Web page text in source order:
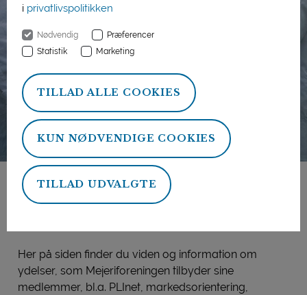
i privatlivspolitikken
Nødvendig
Præferencer
Statistik
Marketing
TILLAD ALLE COOKIES
KUN NØDVENDIGE COOKIES
TILLAD UDVALGTE
Mejeriforeningens
Her på siden finder du viden og information om
ydelser, som Mejeriforeningen tilbyder sine
medlemmer, bl.a. PLInet, markedsorientering,